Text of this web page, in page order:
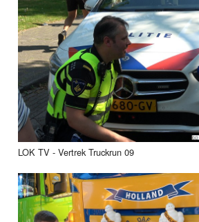
LOK TV - Vertrek Truckrun 09